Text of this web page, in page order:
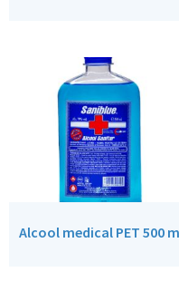
Alcool medical PET 500